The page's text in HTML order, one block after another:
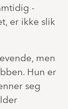
-
er ikke slik
men
Hun er
seg